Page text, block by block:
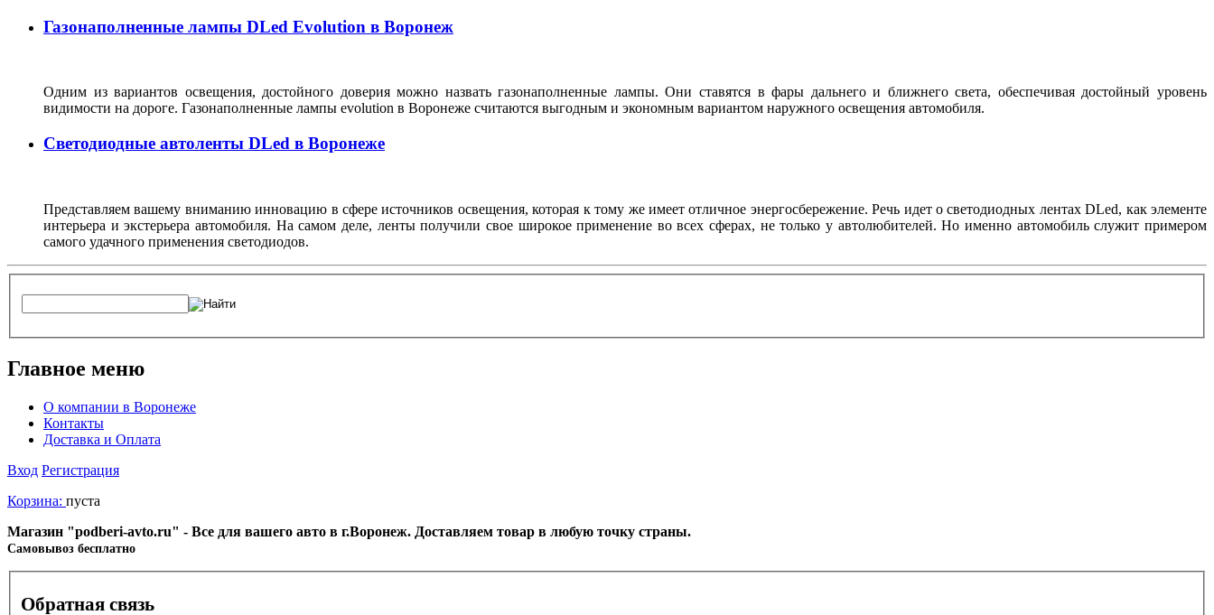
Газонаполненные лампы DLed Evolution в Воронеж
Одним из вариантов освещения, достойного доверия можно назвать газонаполненные лампы. Они ставятся в фары дальнего и ближнего света, обеспечивая достойный уровень
видимости на дороге. Газонаполненные лампы evolution в Воронеже считаются выгодным и экономным вариантом наружного освещения автомобиля.
Светодиодные автоленты DLed в Воронеже
Представляем вашему вниманию инновацию в сфере источников освещения, которая к тому же имеет отличное энергосбережение. Речь идет о светодиодных лентах DLed, как элементе
интерьера и экстерьера автомобиля. На самом деле, ленты получили свое широкое применение во всех сферах, не только у автолюбителей. Но именно автомобиль служит примером
самого удачного применения светодиодов.
Главное меню
О компании в Воронеже
Контакты
Доставка и Оплата
Вход Регистрация
Корзина: пуста
Магазин "podberi-avto.ru" - Все для вашего авто в г.Воронеж. Доставляем товар в любую точку страны.
Cамовывоз бесплатно
Обратная связь